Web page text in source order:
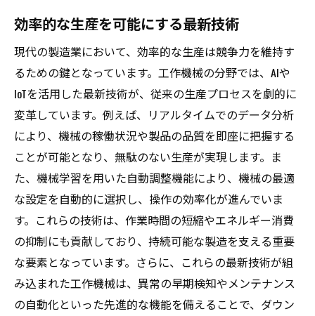
効率的な生産を可能にする最新技術
現代の製造業において、効率的な生産は競争力を維持す
るための鍵となっています。工作機械の分野では、AIや
IoTを活用した最新技術が、従来の生産プロセスを劇的に
変革しています。例えば、リアルタイムでのデータ分析
により、機械の稼働状況や製品の品質を即座に把握する
ことが可能となり、無駄のない生産が実現します。ま
た、機械学習を用いた自動調整機能により、機械の最適
な設定を自動的に選択し、操作の効率化が進んでいま
す。これらの技術は、作業時間の短縮やエネルギー消費
の抑制にも貢献しており、持続可能な製造を支える重要
な要素となっています。さらに、これらの最新技術が組
み込まれた工作機械は、異常の早期検知やメンテナンス
の自動化といった先進的な機能を備えることで、ダウン